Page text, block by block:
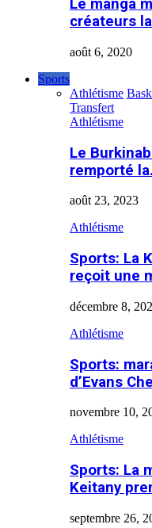
Le manga
créateurs
août 6, 2020
Sports
Athlétisme
Transfert
Athlétisme
Le
remporté
août 23, 2023
Athlétisme
Sports: La
reçoit une
décembre 8,
Athlétisme
Sports:
d’Evans
novembre 10,
Athlétisme
Sports: La
Keitany
septembre 26,